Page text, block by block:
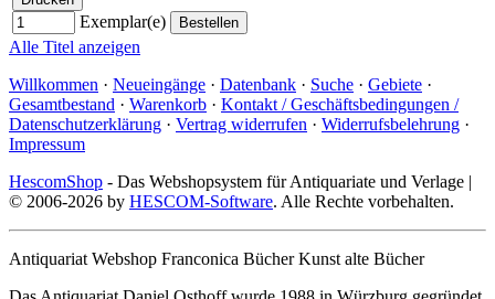
Exemplar(e)
Alle Titel anzeigen
Willkommen · Neueingänge · Datenbank · Suche · Gebiete ·
Gesamtbestand · Warenkorb · Kontakt / Geschäftsbedingungen /
Datenschutzerklärung · Vertrag widerrufen · Widerrufsbelehrung ·
Impressum
HescomShop - Das Webshopsystem für Antiquariate und Verlage |
© 2006-2026 by HESCOM-Software. Alle Rechte vorbehalten.
Antiquariat Webshop Franconica Bücher Kunst alte Bücher